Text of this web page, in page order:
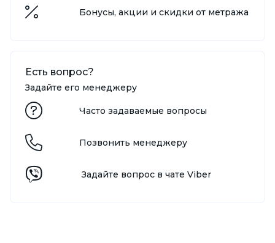
Бонусы, акции и скидки от метража
Есть вопрос?
Задайте его менеджеру
Часто задаваемые вопросы
Позвонить менеджеру
Задайте вопрос в чате Viber